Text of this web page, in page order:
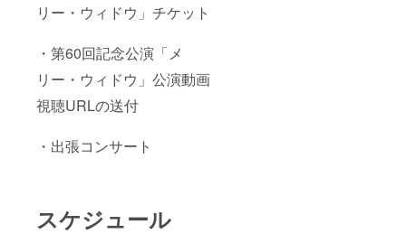
リー・ウィドウ」チケット
・第60回記念公演「メ
リー・ウィドウ」公演動画
視聴URLの送付
・出張コンサート
スケジュール